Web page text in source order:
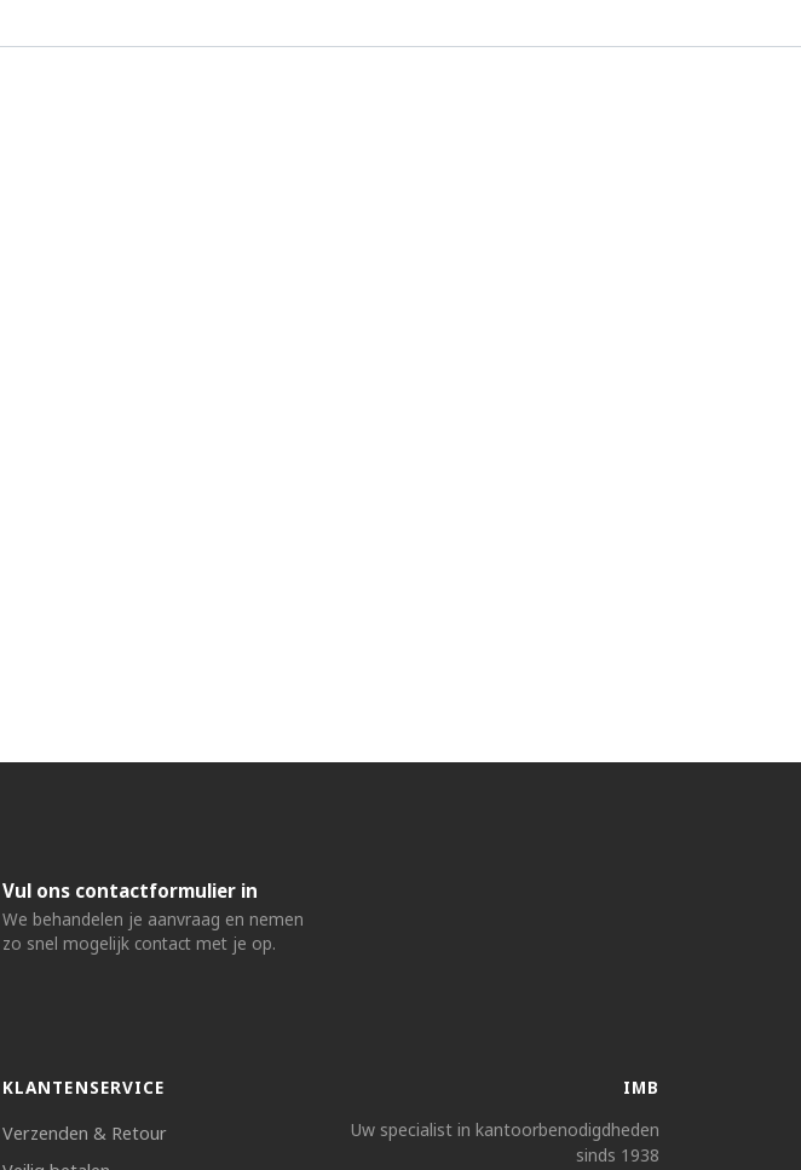
Vul ons contactformulier in
We behandelen je aanvraag en nemen
zo snel mogelijk contact met je op.
KLANTENSERVICE
Verzenden & Retour
IMB
Uw specialist in kantoorbenodigdheden
sinds 1938